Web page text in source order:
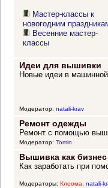
Мастер-классы к
новогодним
Весенние мастер-
классы
Идеи для вышивки
Новые идеи в
Модератор: natali-krav
Ремонт одежды
Ремонт с помощью
Модератор: Tomin
Вышивка как бизнес
Как заработать при
Модераторы: Клеома, natali-